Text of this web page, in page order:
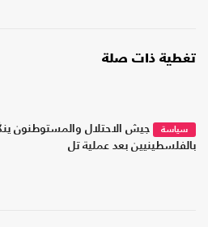
تغطية ذات صلة
سياسة
جيش الاحتلال والمستوطنون
بالفلسطينيين بعد عملية تل